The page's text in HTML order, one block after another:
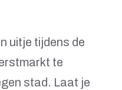
uitje tijdens de
te
stad. Laat je